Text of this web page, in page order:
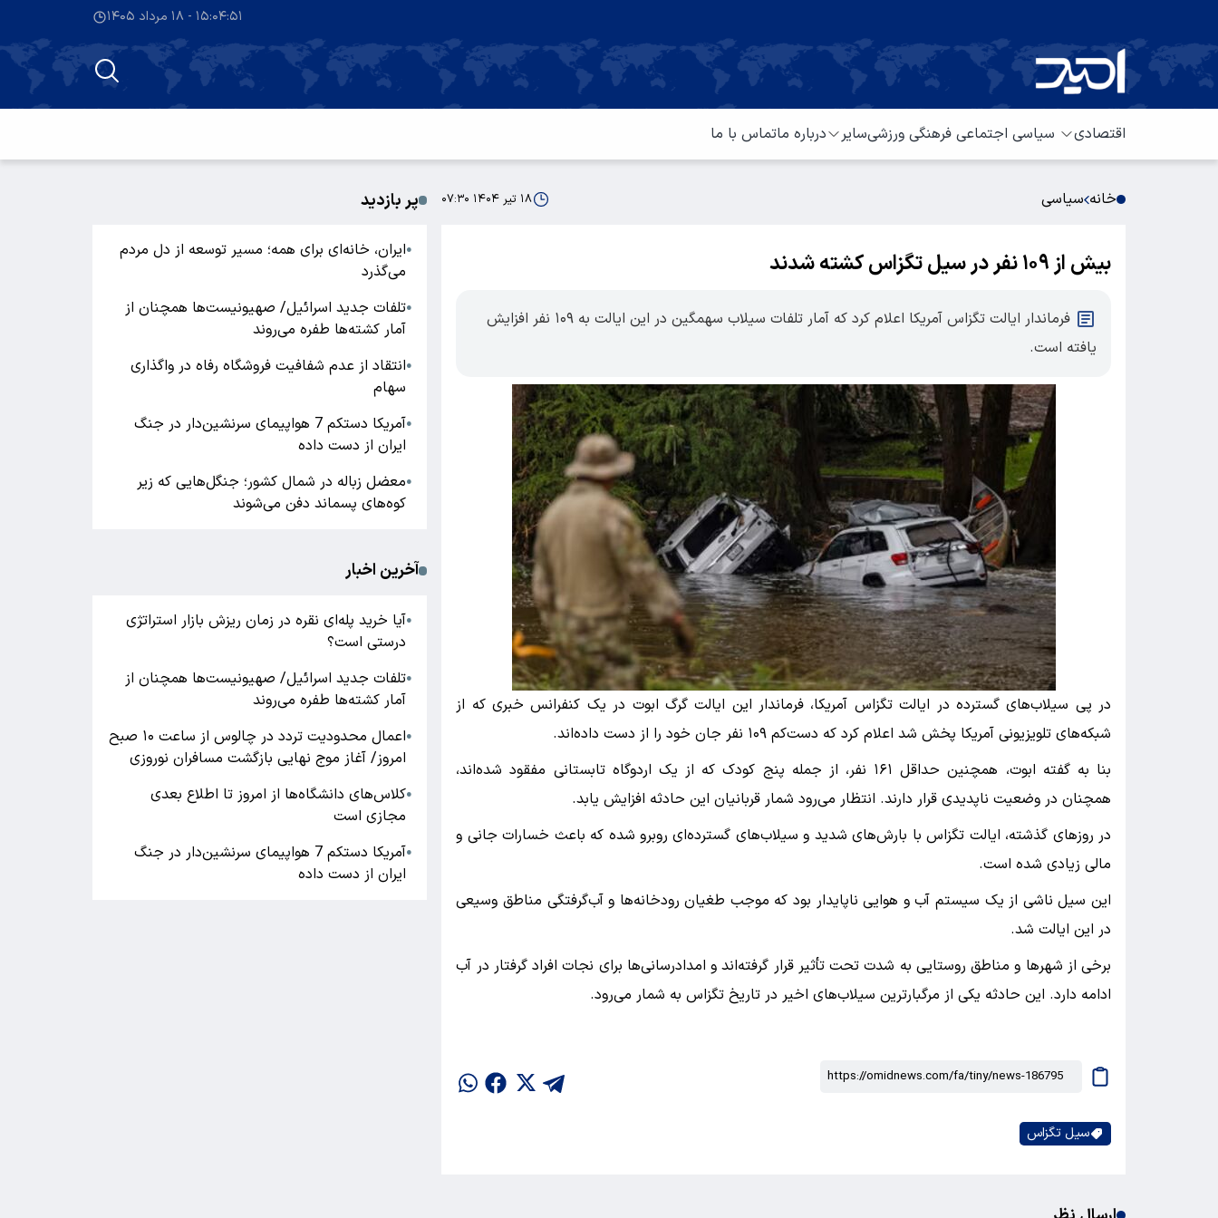
۱۵:۰۴:۵۱ - ۱۸ مرداد ۱۴۰۵
اقتصادی سیاسی اجتماعی فرهنگی ورزشیسایر درباره ماتماس با ما
خانه سیاسی ۱۸ تیر ۱۴۰۴ ۰۷:۳۰
بیش از ۱۰۹ نفر در سیل تگزاس کشته شدند
فرماندار ایالت تگزاس آمریکا اعلام کرد که آمار تلفات سیلاب سهمگین در این ایالت به ۱۰۹ نفر افزایش
یافته است.
در پی سیلاب‌های گسترده در ایالت تگزاس آمریکا، فرماندار این ایالت گرگ ابوت در یک کنفرانس خبری که از
شبکه‌های تلویزیونی آمریکا پخش شد اعلام کرد که دست‌کم ۱۰۹ نفر جان خود را از دست داده‌اند.
بنا به گفته ابوت، همچنین حداقل ۱۶۱ نفر، از جمله پنج کودک که از یک اردوگاه تابستانی مفقود شده‌اند،
همچنان در وضعیت ناپدیدی قرار دارند. انتظار می‌رود شمار قربانیان این حادثه افزایش یابد.
در روزهای گذشته، ایالت تگزاس با بارش‌های شدید و سیلاب‌های گسترده‌ای روبرو شده که باعث خسارات جانی و
مالی زیادی شده است.
این سیل ناشی از یک سیستم آب و هوایی ناپایدار بود که موجب طغیان رودخانه‌ها و آب‌گرفتگی مناطق وسیعی
در این ایالت شد.
برخی از شهرها و مناطق روستایی به شدت تحت تأثیر قرار گرفته‌اند و امدادرسانی‌ها برای نجات افراد گرفتار در آب
ادامه دارد. این حادثه یکی از مرگبارترین سیلاب‌های اخیر در تاریخ تگزاس به شمار می‌رود.
سیل تگزاس
پر بازدید
●ایران، خانه‌ای برای همه؛ مسیر توسعه از دل مردم
می‌گذرد
●تلفات جدید اسرائیل/ صهیونیست‌ها همچنان از
آمار کشته‌ها طفره می‌روند
●انتقاد از عدم شفافیت فروشگاه رفاه در واگذاری
سهام
●
آمریکا دستکم 7 هواپیمای سرنشین‌دار در جنگ
ایران از دست داده
●معضل زباله در شمال کشور؛ جنگل‌هایی که زیر
کوه‌های پسماند دفن می‌شوند
آخرین اخبار
●آیا خرید پله‌ای نقره در زمان ریزش بازار استراتژی
درستی است؟
●تلفات جدید اسرائیل/ صهیونیست‌ها همچنان از
آمار کشته‌ها طفره می‌روند
●
اعمال محدودیت تردد در چالوس از ساعت ۱۰ صبح
امروز/ آغاز موج نهایی بازگشت مسافران نوروزی
●کلاس‌های دانشگاه‌ها از امروز تا اطلاع بعدی
مجازی است
●
آمریکا دستکم 7 هواپیمای سرنشین‌دار در جنگ
ایران از دست داده